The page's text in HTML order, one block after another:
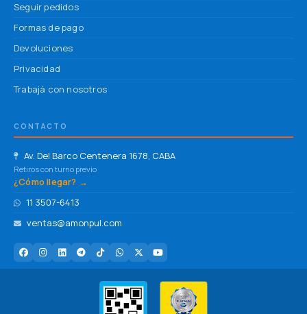
Seguir pedidos
Formas de pago
Devoluciones
Privacidad
Trabajá con nosotros
CONTACTO
Av. Del Barco Centenera 1678, CABA
Retiros con turno previo
¿Cómo llegar? →
11 3507-6413
ventas@amonpul.com